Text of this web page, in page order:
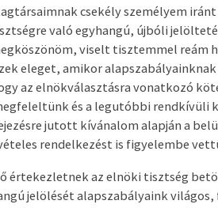
csekély személyem
való egyhangú, újbóli
viselt tisztemmel reám
eleget, amikor
az elnökválasztásra vonatkozó
és a legutóbbi rendkívüli
jutott kívánalom alapján a
rendelkezést is figyelembe
értekezletnek az elnöki tisztség
jelölését alapszabályaink